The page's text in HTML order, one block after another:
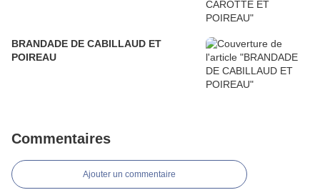
BRANDADE DE CABILLAUD ET
POIREAU
Commentaires
Ajouter un commentaire